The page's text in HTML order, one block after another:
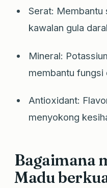
Serat: Membantu
kawalan gula
Mineral:
membantu fungsi
Antioxidant:
menyokong
Bagaimana
Madu